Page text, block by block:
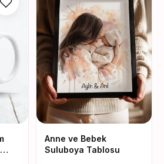
Anne ve Bebek
Suluboya Tablosu